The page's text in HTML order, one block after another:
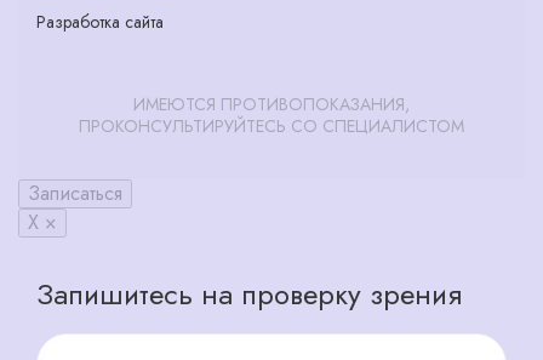
Разработка сайта
ИМЕЮТСЯ ПРОТИВОПОКАЗАНИЯ,
ПРОКОНСУЛЬТИРУЙТЕСЬ СО СПЕЦИАЛИСТОМ
Записаться
X ×
Запишитесь на проверку зрения